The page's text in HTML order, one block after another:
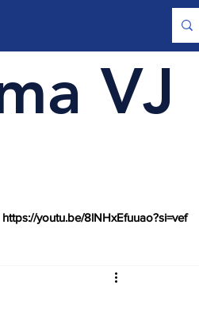
VJ
https://youtu.be/8lNHxEfuuao?si=vef